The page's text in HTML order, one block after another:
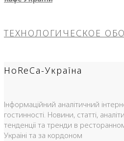
ТЕХНОЛОГИЧЕСКОЕ
HoReCa-Україна
Інформаційний аналітичний
гостинності. Новини, статті,
тенденції та тренди в
Україні та за кордоном